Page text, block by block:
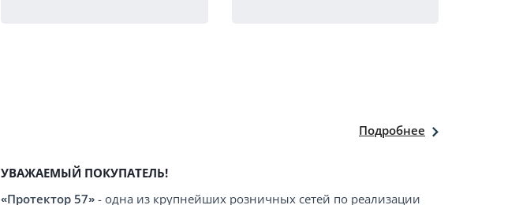
Подробнее
УВАЖАЕМЫЙ ПОКУПАТЕЛЬ!
«Протектор 57» - одна из крупнейших розничных сетей по реализации